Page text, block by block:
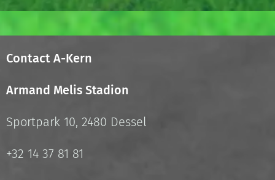
Contact A-Kern
Armand Melis Stadion
Sportpark 10, 2480 Dessel
+32 14 37 81 81